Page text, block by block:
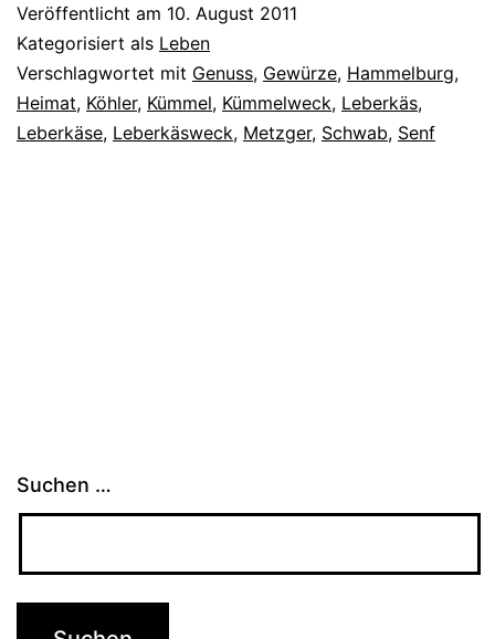
Veröffentlicht am 10. August 2011
Kategorisiert als Leben
Verschlagwortet mit Genuss, Gewürze, Hammelburg,
Heimat, Köhler, Kümmel, Kümmelweck, Leberkäs,
Leberkäse, Leberkäsweck, Metzger, Schwab, Senf
Suchen …